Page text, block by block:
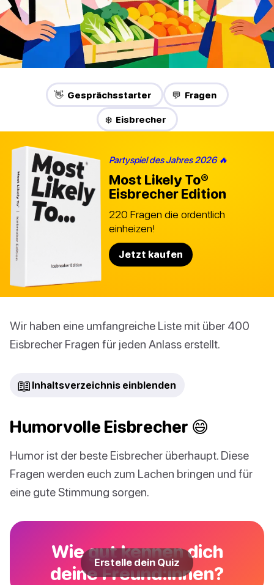
👋 Gesprächsstarter 💬 Fragen
❄️ Eisbrecher
Partyspiel des Jahres 2026 🔥
Most Likely To®
Eisbrecher Edition
220 Fragen die ordentlich
einheizen!
Jetzt kaufen
Wir haben eine umfangreiche Liste mit über 400
Eisbrecher Fragen für jeden Anlass erstellt.
📖 Inhaltsverzeichnis einblenden
Humorvolle Eisbrecher 😄
Humor ist der beste Eisbrecher überhaupt. Diese
Fragen werden euch zum Lachen bringen und für
eine gute Stimmung sorgen.
Wie gut kennen dich
deine Freund:innen?
Erstelle dein Quiz